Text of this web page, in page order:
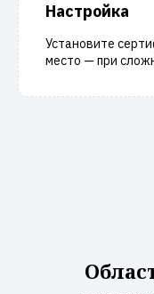
Настройка
Установите
место — при